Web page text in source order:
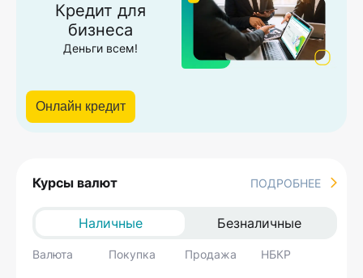
Кредит для
бизнеса
Деньги всем!
Онлайн кредит
Курсы валют ПОДРОБНЕЕ
Наличные Безналичные
Валюта Покупка Продажа НБКР